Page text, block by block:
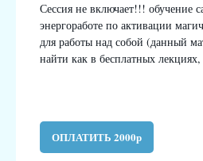
Сессия не включает!!! обучение
энергоработе по активации
для работы над собой (данный
найти как в бесплатных
ОПЛАТИТЬ 2000р